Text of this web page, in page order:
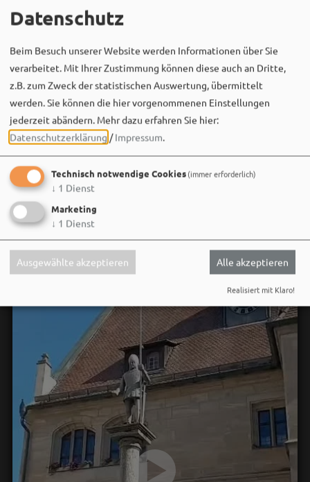
Social Media
Datenschutz
Beim Besuch unserer Website werden Informationen über Sie
verarbeitet. Mit Ihrer Zustimmung können diese auch an Dritte,
z.B. zum Zweck der statistischen Auswertung, übermittelt
werden. Sie können die hier vorgenommenen Einstellungen
jederzeit abändern. Mehr dazu erfahren Sie hier:
Datenschutzerklärung /Impressum.
Technisch notwendige Cookies(immer erforderlich)
↓ 1 Dienst
Marketing
↓ 1 Dienst
Ausgewählte akzeptieren Alle akzeptieren
Realisiert mit Klaro!